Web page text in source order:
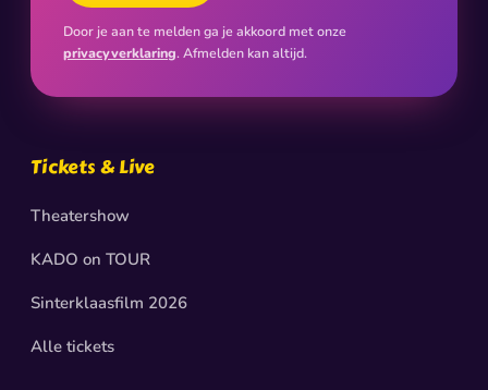
Door je aan te melden ga je akkoord met onze
privacyverklaring. Afmelden kan altijd.
Tickets & Live
Theatershow
KADO on TOUR
Sinterklaasfilm 2026
Alle tickets